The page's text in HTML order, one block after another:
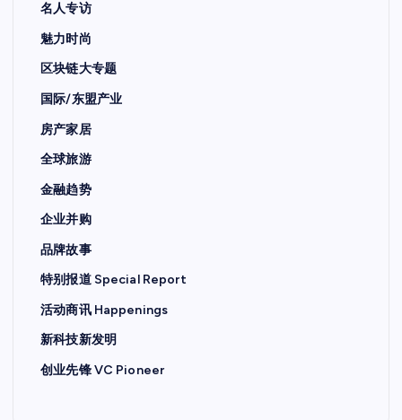
名人专访
魅力时尚
区块链大专题
国际/东盟产业
房产家居
全球旅游
金融趋势
企业并购
品牌故事
特别报道 Special Report
活动商讯 Happenings
新科技新发明
创业先锋 VC Pioneer